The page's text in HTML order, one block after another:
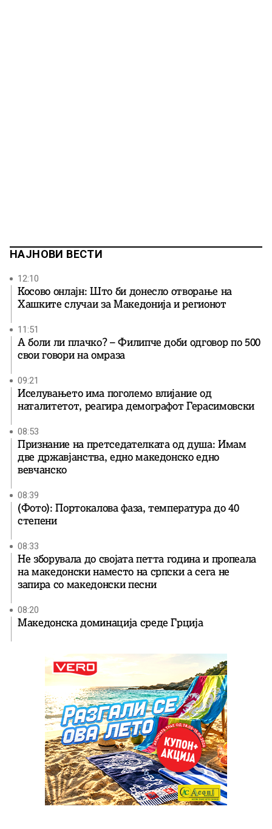
НАЈНОВИ ВЕСТИ
12:10
Косово онлајн: Што би донесло отворање на
Хашките случаи за Македонија и регионот
11:51
А боли ли плачко? – Филипче доби одговор по 500
свои говори на омраза
09:21
Иселувањето има поголемо влијание од
наталитетот, реагира демографот Герасимовски
08:53
Признание на претседателката од душа: Имам
две државјанства, едно македонско едно
вевчанско
08:39
(Фото): Портокалова фаза, температура до 40
степени
08:33
Не зборувала до својата петта година и пропеала
на македонски наместо на српски а сега не
запира со македонски песни
08:20
Македонска доминација среде Грција